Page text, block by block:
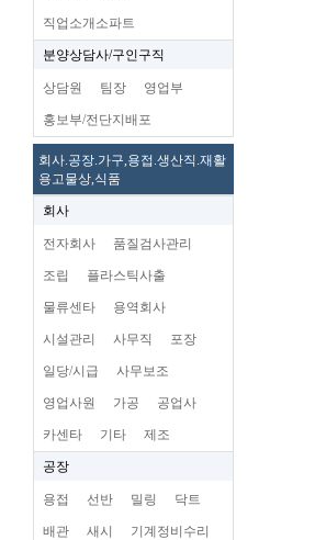
직업소개소파트
분양상담사/구인구직
상담원 팀장 영업부
홍보부/전단지배포
회사.공장.가구,용접.생산직.재활
용고물상,식품
회사
전자회사 품질검사관리
조립 플라스틱사출
물류센타 용역회사
시설관리 사무직 포장
일당/시급 사무보조
영업사원 가공 공업사
카센타 기타 제조
공장
용접 선반 밀링 닥트
배관 새시 기계정비수리